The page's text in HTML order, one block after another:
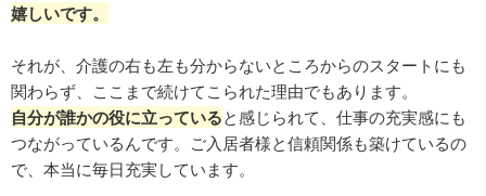
嬉しいです。
それが、介護の右も左も分からないところからのスタートにも
関わらず、ここまで続けてこられた理由でもあります。
自分が誰かの役に立っていると感じられて、仕事の充実感にも
つながっているんです。ご入居者様と信頼関係も築けているの
で、本当に毎日充実しています。